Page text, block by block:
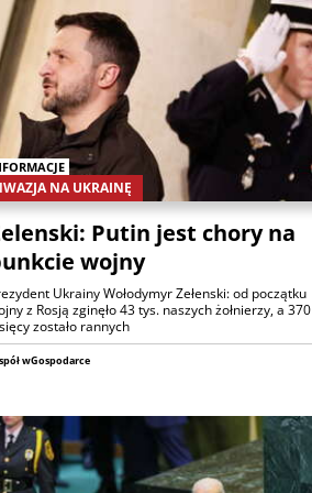
Analizy
ANALIZY
Czy rynek pracy w USA ma
problemy?
Maciej Przygórzewski
Ulga na rynkach: porozumienie
wokół Cieśniny Ormuz?
Michał Stajniak 6 sierpnia 2026
NA UKRAINĘ
Putin jest chory na
wojny
Ukrainy Wołodymyr Zełenski: od początku
z Rosją zginęło 43 tys. naszych żołnierzy, a 370
zostało rannych
wGospodarce